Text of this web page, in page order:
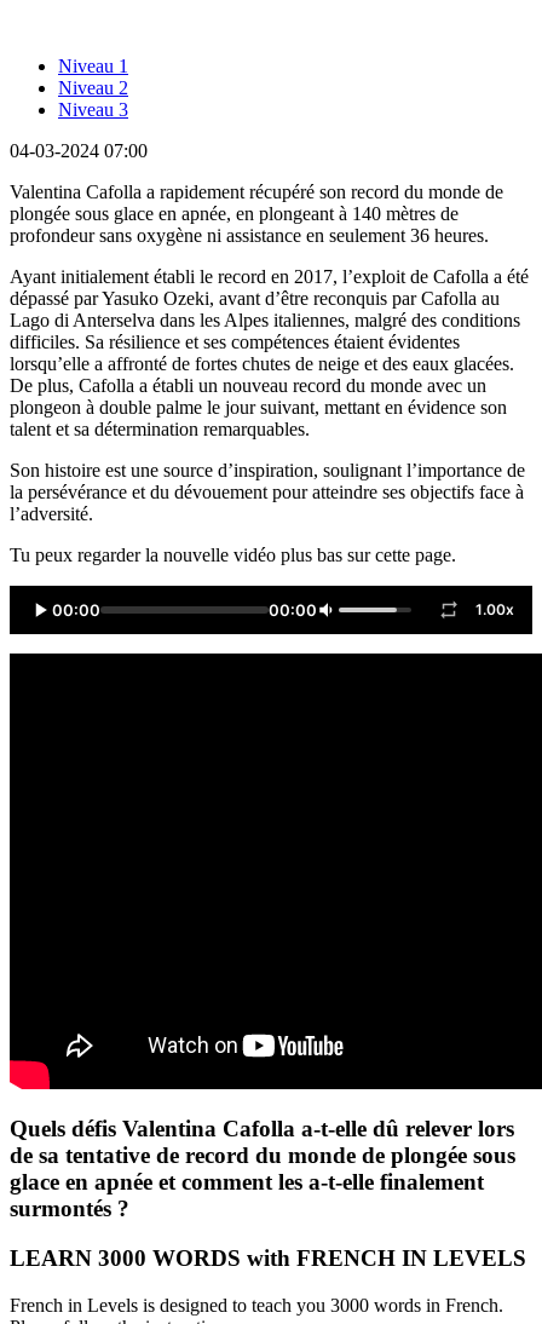
Niveau 1
Niveau 2
Niveau 3
04-03-2024 07:00
Valentina Cafolla a rapidement récupéré son record du monde de
plongée sous glace en apnée, en plongeant à 140 mètres de
profondeur sans oxygène ni assistance en seulement 36 heures.
Ayant initialement établi le record en 2017, l’exploit de Cafolla a été
dépassé par Yasuko Ozeki, avant d’être reconquis par Cafolla au
Lago di Anterselva dans les Alpes italiennes, malgré des conditions
difficiles. Sa résilience et ses compétences étaient évidentes
lorsqu’elle a affronté de fortes chutes de neige et des eaux glacées.
De plus, Cafolla a établi un nouveau record du monde avec un
plongeon à double palme le jour suivant, mettant en évidence son
talent et sa détermination remarquables.
Son histoire est une source d’inspiration, soulignant l’importance de
la persévérance et du dévouement pour atteindre ses objectifs face à
l’adversité.
Tu peux regarder la nouvelle vidéo plus bas sur cette page.
00:00 00:00 1.00x
Quels défis Valentina Cafolla a-t-elle dû relever lors
de sa tentative de record du monde de plongée sous
glace en apnée et comment les a-t-elle finalement
surmontés ?
LEARN 3000 WORDS with FRENCH IN LEVELS
French in Levels is designed to teach you 3000 words in French.